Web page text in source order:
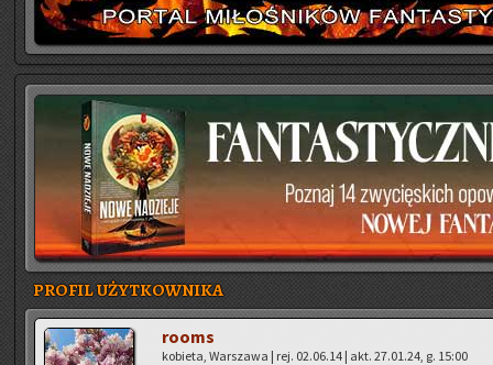
PROFIL UŻYTKOWNIKA
rooms
ko­bie­ta, War­sza­wa | rej. 02.06.14 | akt. 27.01.24, g. 15:00